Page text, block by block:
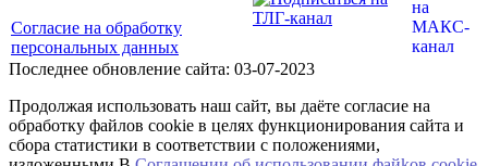
Согласие на обработку
персональных данных
Последнее обновление сайта: 03-07-2023
Продолжая использовать наш сайт, вы даёте согласие на
обработку файлов cookie в целях функционирования сайта и
сбора статистики в соответствии с положениями,